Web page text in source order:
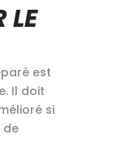
LE
est
Il doit
si
de